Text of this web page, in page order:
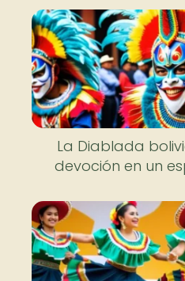
La Diablada
devoción en un